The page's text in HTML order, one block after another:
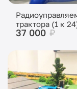
трактора (1 к
37 000 ₽